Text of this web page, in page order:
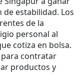
estabilidad. Los
de la
personal al
cotiza en bolsa.
contratar
productos y